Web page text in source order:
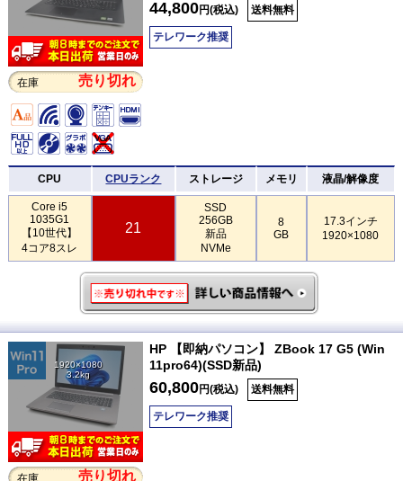
在庫 売り切れ
44,800円(税込) 送料無料
テレワーク推奨
CPU CPUランク ストレージ メモリ 液晶/解像度
Core i5
1035G1
【10世代】
4コア8スレ
21
SSD
256GB
新品
NVMe
8
GB
17.3インチ
1920×1080
1920×1080
3.2kg
在庫 売り切れ
HP 【即納パソコン】 ZBook 17 G5 (Win
11pro64)(SSD新品)
60,800円(税込) 送料無料
テレワーク推奨